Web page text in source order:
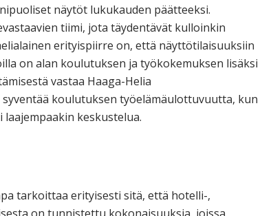
näytöt lukukauden päätteeksi.
tiimi, jota täydentävät kulloinkin
erityispiirre on, että näyttötilaisuuksiin
on alan koulutuksen ja työkokemuksen lisäksi
vastaa Haaga-Helia
koulutuksen työelämäulottuvuutta, kun
keskustelua.
tarkoittaa erityisesti sitä, että hotelli-,